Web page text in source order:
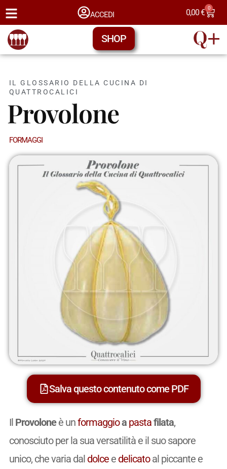
ACCEDI 0,00€ 0
SHOP
IL GLOSSARIO DELLA CUCINA DI
QUATTROCALICI
Provolone
FORMAGGI
Salva questo contenuto come PDF
Il Provoloneè unformaggioa pastafilata,
conosciuto per la sua versatilità e il suo sapore
unico, che varia dal dolcee delicatoal piccante e